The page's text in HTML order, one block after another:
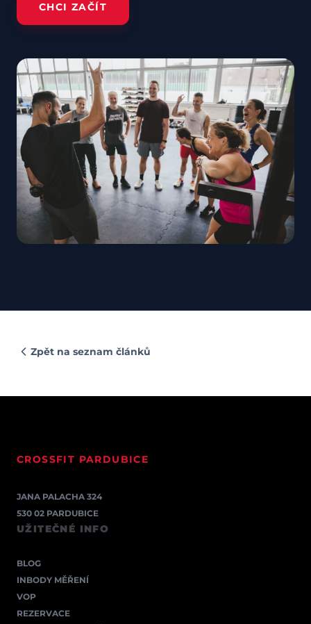
CHCI ZAČÍT
Zpět na seznam článků
CROSSFIT PARDUBICE
JANA PALACHA 324
530 02 PARDUBICE
UŽITEČNÉ INFO
BLOG
INBODY MĚŘENÍ
VOP
REZERVACE